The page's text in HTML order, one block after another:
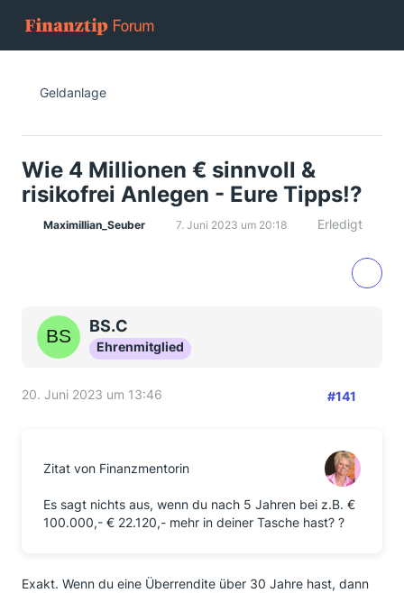
Geldanlage
Wie 4 Millionen € sinnvoll &
risikofrei Anlegen - Eure Tipps!?
Maximillian_Seuber 7. Juni 2023 um 20:18 Erledigt
BS.C
Ehrenmitglied
20. Juni 2023 um 13:46 #141
Zitat von Finanzmentorin
Es sagt nichts aus, wenn du nach 5 Jahren bei z.B. €
100.000,- € 22.120,- mehr in deiner Tasche hast? ?
Exakt. Wenn du eine Überrendite über 30 Jahre hast, dann